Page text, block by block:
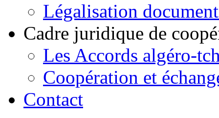
Légalisation
Cadre juridique de
Les Accords algéro-
Coopération et
Contact